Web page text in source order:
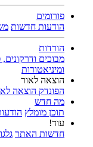
פורומים
הודעות חדשות
הורדות
מבוכים
ומיניאטורות
הוצאה לאור
הפונדק הוצאה
מה חדש
תוכן מומלץ
עוד!
חדשות האתר